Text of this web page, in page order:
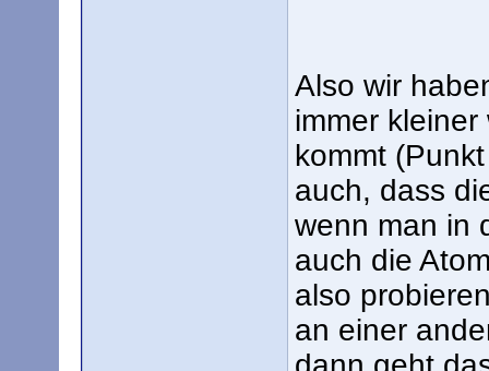
Also wir
immer
kommt
auch, dass
wenn man in
auch die
also
an einer